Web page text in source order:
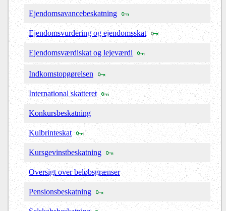
Ejendomsavancebeskatning
Ejendomsvurdering og ejendomsskat
Ejendomsværdiskat og lejeværdi
Indkomstopgørelsen
International skatteret
Konkursbeskatning
Kulbrinteskat
Kursgevinstbeskatning
Oversigt over beløbsgrænser
Pensionsbeskatning